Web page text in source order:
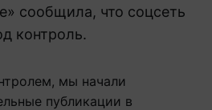
сообщила, что соцсеть
контроль.
мы начали
публикации в